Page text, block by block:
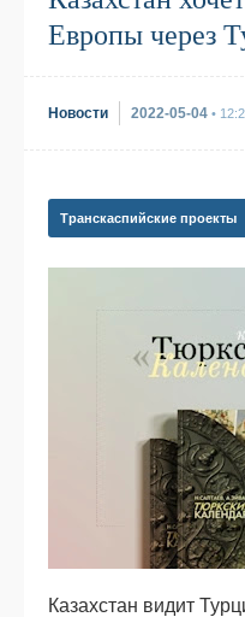
Европы через
Новости 2022-05-04 •
Транскаспийские проекты
Казахстан видит